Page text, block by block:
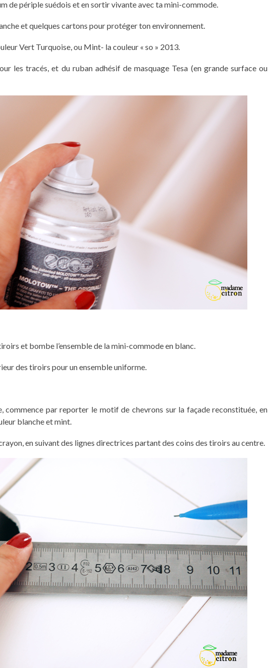
de périple suédois et en sortir vivante avec ta mini-commode.
et quelques cartons pour protéger ton environnement.
Vert Turquoise, ou Mint- la couleur « so » 2013.
les tracés, et du ruban adhésif de masquage Tesa (en grande surface ou
et bombe l’ensemble de la mini-commode en blanc.
des tiroirs pour un ensemble uniforme.
commence par reporter le motif de chevrons sur la façade reconstituée, en
blanche et mint.
en suivant des lignes directrices partant des coins des tiroirs au centre.